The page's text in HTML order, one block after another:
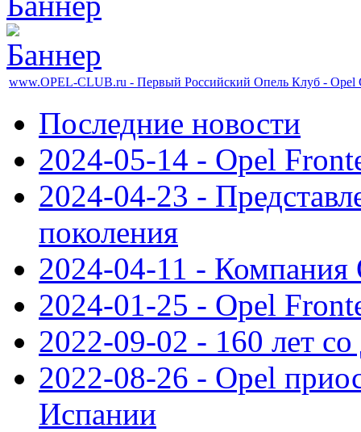
www.OPEL-CLUB.ru - Первый Российский Опель Клуб - Opel
Последние новости
2024-05-14 - Opel
2024-04-23 -
поколения
2024-04-11 - Компания
2024-01-25 - Opel
2022-09-02 - 160 лет
2022-08-26 - Opel
Испании